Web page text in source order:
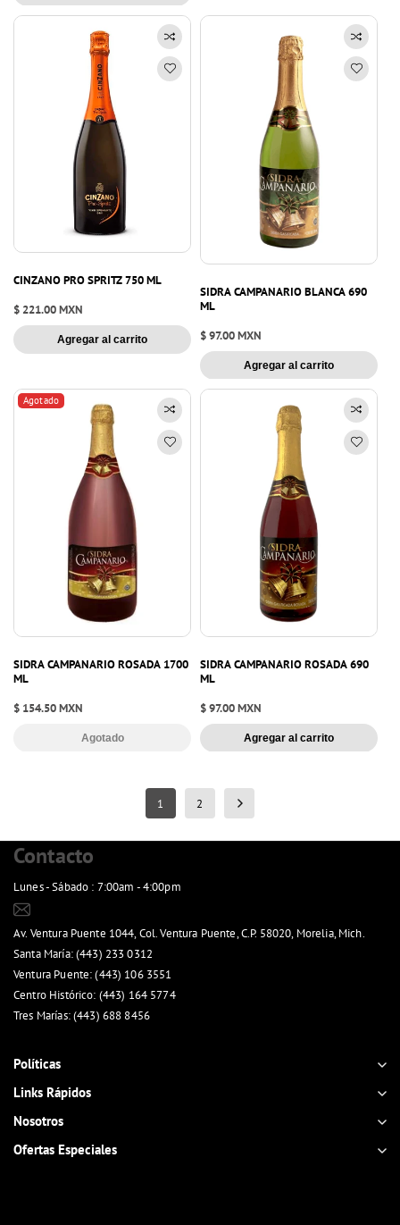
CINZANO PRO SPRITZ 750 ML
Precio
habitual
$ 221.00 MXN
Agregar al carrito
SIDRA CAMPANARIO BLANCA 690
ML
Precio
habitual
$ 97.00 MXN
Agregar al carrito
Agotado
SIDRA CAMPANARIO ROSADA 1700
ML
Precio
$ 154.50 MXN
Agotado
SIDRA CAMPANARIO ROSADA 690
ML
Precio
habitual
$ 97.00 MXN
Agregar al carrito
1 2
Contacto
Lunes - Sábado : 7:00am - 4:00pm
Av. Ventura Puente 1044, Col. Ventura Puente, C.P. 58020, Morelia, Mich.
Santa María: (443) 233 0312
Ventura Puente: (443) 106 3551
Centro Histórico: (443) 164 5774
Tres Marías: (443) 688 8456
Políticas
Links Rápidos
Nosotros
Ofertas Especiales